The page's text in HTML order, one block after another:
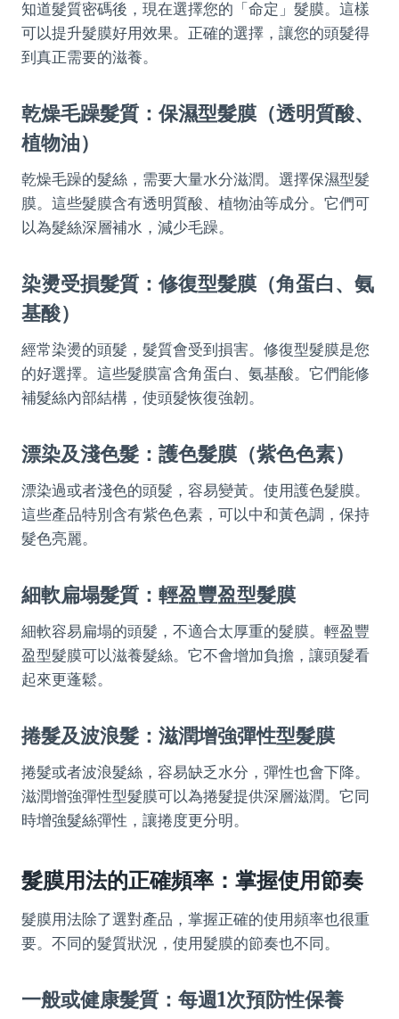
知道髮質密碼後，現在選擇您的「命定」髮膜。這樣
可以提升髮膜好用效果。正確的選擇，讓您的頭髮得
到真正需要的滋養。
乾燥毛躁髮質：保濕型髮膜（透明質酸、
植物油）
乾燥毛躁的髮絲，需要大量水分滋潤。選擇保濕型髮
膜。這些髮膜含有透明質酸、植物油等成分。它們可
以為髮絲深層補水，減少毛躁。
染燙受損髮質：修復型髮膜（角蛋白、氨
基酸）
經常染燙的頭髮，髮質會受到損害。修復型髮膜是您
的好選擇。這些髮膜富含角蛋白、氨基酸。它們能修
補髮絲內部結構，使頭髮恢復強韌。
漂染及淺色髮：護色髮膜（紫色色素）
漂染過或者淺色的頭髮，容易變黃。使用護色髮膜。
這些產品特別含有紫色色素，可以中和黃色調，保持
髮色亮麗。
細軟扁塌髮質：輕盈豐盈型髮膜
細軟容易扁塌的頭髮，不適合太厚重的髮膜。輕盈豐
盈型髮膜可以滋養髮絲。它不會增加負擔，讓頭髮看
起來更蓬鬆。
捲髮及波浪髮：滋潤增強彈性型髮膜
捲髮或者波浪髮絲，容易缺乏水分，彈性也會下降。
滋潤增強彈性型髮膜可以為捲髮提供深層滋潤。它同
時增強髮絲彈性，讓捲度更分明。
髮膜用法的正確頻率：掌握使用節奏
髮膜用法除了選對產品，掌握正確的使用頻率也很重
要。不同的髮質狀況，使用髮膜的節奏也不同。
一般或健康髮質：每週1次預防性保養